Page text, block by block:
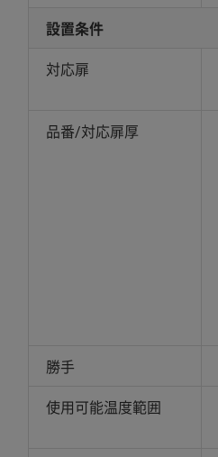
設置条件
対応扉
品番/対応扉厚
勝手
使用可能温度範囲